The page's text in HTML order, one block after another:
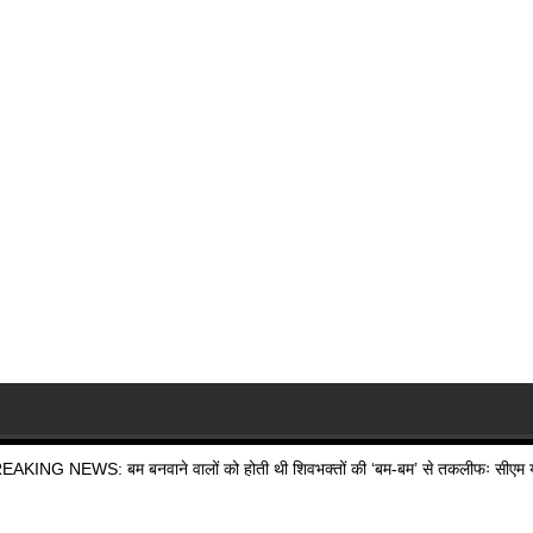
NEWS: बम बनवाने वालों को होती थी शिवभक्तों की ‘बम-बम’ से तकलीफः सीएम